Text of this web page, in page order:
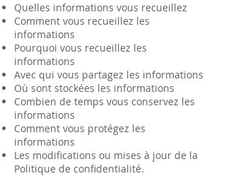
Quelles informations vous recueillez
Comment vous recueillez les
informations
Pourquoi vous recueillez les
informations
Avec qui vous partagez les informations
Où sont stockées les informations
Combien de temps vous conservez les
informations
Comment vous protégez les
informations
Les modifications ou mises à jour de la
Politique de confidentialité.